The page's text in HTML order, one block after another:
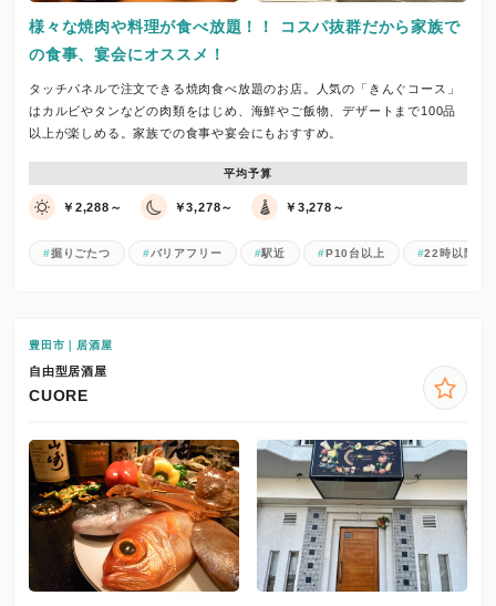
様々な焼肉や料理が食べ放題！！ コスパ抜群だから家族で
の食事、宴会にオススメ！
タッチパネルで注文できる焼肉食べ放題のお店。人気の「きんぐコース」
はカルビやタンなどの肉類をはじめ、海鮮やご飯物、デザートまで100品
以上が楽しめる。家族での食事や宴会にもおすすめ。
平均予算
￥2,288～ ￥3,278～ ￥3,278～
掘りごたつ バリアフリー 駅近 P10台以上 22時以降入
豊田市｜居酒屋
自由型居酒屋
CUORE